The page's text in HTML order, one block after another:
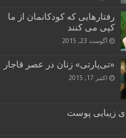
رفتارهایی که کودکانمان از ما
کپی می کنند
آگوست 23, 2015
«تی‌پارتی» زنان در عصر قاجار
اکتبر 17, 2015
زیبایی پوست